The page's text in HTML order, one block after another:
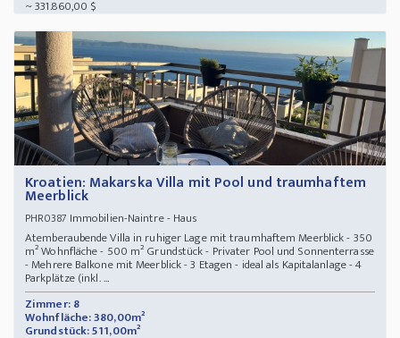
~ 331.860,00 $
Kroatien: Makarska Villa mit Pool und traumhaftem
Meerblick
PHR0387 Immobilien-Naintre - Haus
Atemberaubende Villa in ruhiger Lage mit traumhaftem Meerblick - 350
m² Wohnfläche - 500 m² Grundstück - Privater Pool und Sonnenterrasse
- Mehrere Balkone mit Meerblick - 3 Etagen - ideal als Kapitalanlage - 4
Parkplätze (inkl. ...
Zimmer: 8
Wohnfläche: 380,00m²
Grundstück: 511,00m²